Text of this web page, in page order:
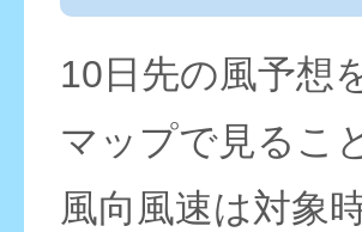
10日先の風予想
マップで見るこ
風向風速は対象